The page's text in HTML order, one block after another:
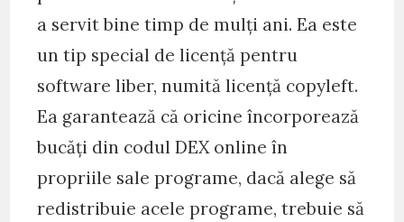
a servit bine timp de mulți ani. Ea este
un tip special de licență pentru
software liber, numită licență copyleft.
Ea garantează că oricine încorporează
bucăți din codul DEX online în
propriile sale programe, dacă alege să
redistribuie acele programe, trebuie să